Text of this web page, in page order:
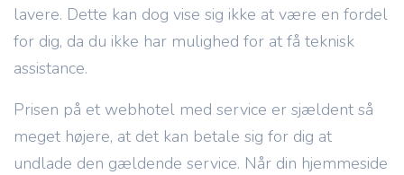
lavere. Dette kan dog vise sig ikke at være en fordel
for dig, da du ikke har mulighed for at få teknisk
assistance.
Prisen på et webhotel med service er sjældent så
meget højere, at det kan betale sig for dig at
undlade den gældende service. Når din hjemmeside